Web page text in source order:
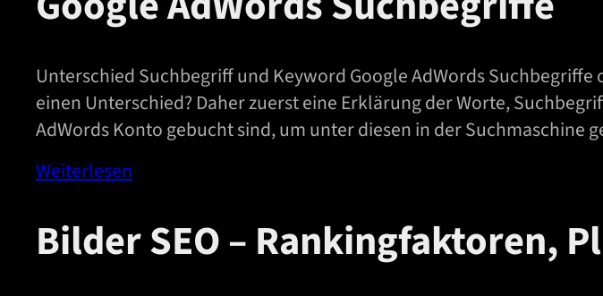
Unterschied Suchbegriff und Keyword Google AdWords
einen Unterschied? Daher zuerst eine Erklärung der Worte,
AdWords Konto gebucht sind, um unter diesen in der
Weiterlesen
Bilder SEO – Rankingfaktoren,